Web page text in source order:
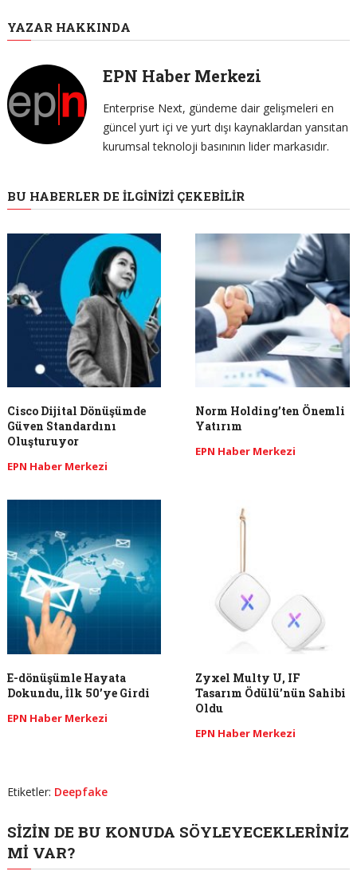
YAZAR HAKKINDA
EPN Haber Merkezi
Enterprise Next, gündeme dair gelişmeleri en
güncel yurt içi ve yurt dışı kaynaklardan yansıtan
kurumsal teknoloji basınının lider markasıdır.
BU HABERLER DE İLGINIZI ÇEKEBILIR
Cisco Dijital Dönüşümde
Güven Standardını
Oluşturuyor
EPN Haber Merkezi
Norm Holding’ten Önemli
Yatırım
EPN Haber Merkezi
E-dönüşümle Hayata
Dokundu, İlk 50’ye Girdi
EPN Haber Merkezi
Zyxel Multy U, IF
Tasarım Ödülü’nün Sahibi
Oldu
EPN Haber Merkezi
Etiketler: Deepfake
SIZIN DE BU KONUDA SÖYLEYECEKLERINIZ
MI VAR?